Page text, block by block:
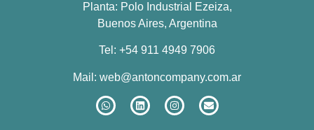
Planta: Polo Industrial Ezeiza,
Buenos Aires, Argentina
Tel: +54 911 4949 7906
Mail: web@antoncompany.com.ar